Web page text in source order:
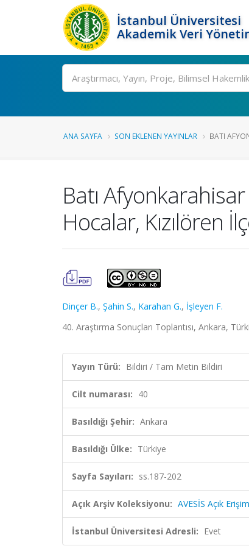
İstanbul Üniversitesi
Akademik Veri
Ara
ANA SAYFA SON EKLENEN YAYINLAR BATI
Batı Afyonkarahisar
Hocalar, Kızılören
Dinçer B., Şahin S., Karahan G., İşleyen F.
40. Araştırma Sonuçları Toplantısı, Ankara,
Yayın Türü: Bildiri / Tam Metin Bildiri
Cilt numarası: 40
Basıldığı Şehir: Ankara
Basıldığı Ülke: Türkiye
Sayfa Sayıları: ss.187-202
Açık Arşiv Koleksiyonu: AVESİS Açık
İstanbul Üniversitesi Adresli: Evet